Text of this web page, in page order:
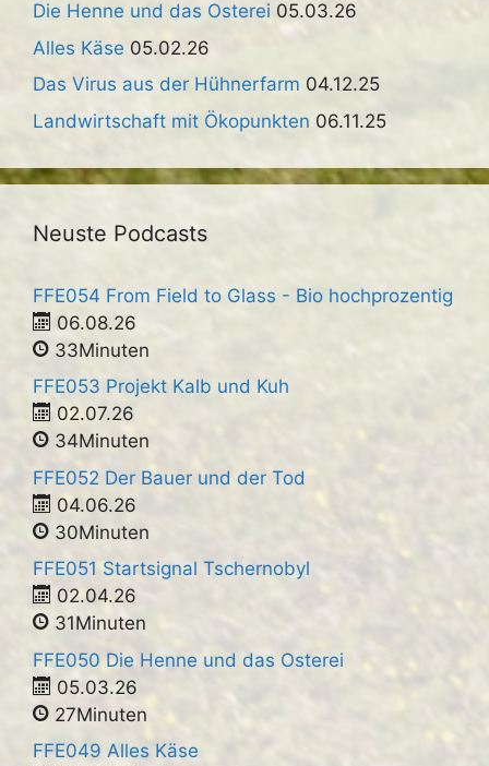
Die Henne und das Osterei 05.03.26
Alles Käse 05.02.26
Das Virus aus der Hühnerfarm 04.12.25
Landwirtschaft mit Ökopunkten 06.11.25
Neuste Podcasts
FFE054 From Field to Glass - Bio hochprozentig
06.08.26
33Minuten
FFE053 Projekt Kalb und Kuh
02.07.26
34Minuten
FFE052 Der Bauer und der Tod
04.06.26
30Minuten
FFE051 Startsignal Tschernobyl
02.04.26
31Minuten
FFE050 Die Henne und das Osterei
05.03.26
27Minuten
FFE049 Alles Käse